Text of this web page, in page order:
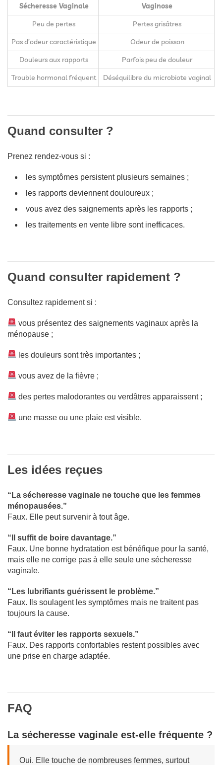
Sécheresse Vaginale
Vaginose
Peu de pertes
Pertes grisâtres
Pas d’odeur caractéristique
Odeur de poisson
Douleurs aux rapports
Parfois peu de douleur
Trouble hormonal fréquent
Déséquilibre du microbiote vaginal
Quand consulter ?
Prenez rendez-vous si :
les symptômes persistent plusieurs semaines ;
les rapports deviennent douloureux ;
vous avez des saignements après les rapports ;
les traitements en vente libre sont inefficaces.
Quand consulter rapidement ?
Consultez rapidement si :
vous présentez des saignements vaginaux après la
ménopause ;
les douleurs sont très importantes ;
vous avez de la fièvre ;
des pertes malodorantes ou verdâtres apparaissent ;
une masse ou une plaie est visible.
Les idées reçues
“La sécheresse vaginale ne touche que les femmes
ménopausées.”
Faux. Elle peut survenir à tout âge.
“Il suffit de boire davantage.”
Faux. Une bonne hydratation est bénéfique pour la santé,
mais elle ne corrige pas à elle seule une sécheresse
vaginale.
“Les lubrifiants guérissent le problème.”
Faux. Ils soulagent les symptômes mais ne traitent pas
toujours la cause.
“Il faut éviter les rapports sexuels.”
Faux. Des rapports confortables restent possibles avec
une prise en charge adaptée.
FAQ
La sécheresse vaginale est-elle fréquente ?
Oui. Elle touche de nombreuses femmes, surtout